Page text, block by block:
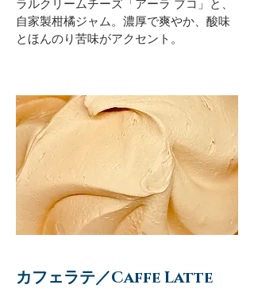
ラルクリームチーズ「アーラ ブコ」と、
自家製柑橘ジャム。 濃厚で爽やか、酸味
とほんのり苦味がアクセント。
カフェラテ／Caffe Latte